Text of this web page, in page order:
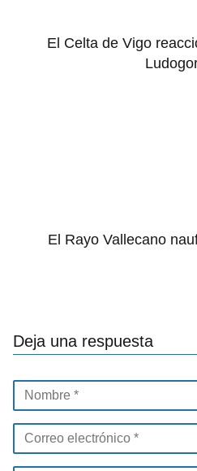
El Celta de Vigo
El Rayo Vallecano
Deja una respuesta